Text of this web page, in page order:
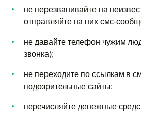
не перезванивайте на
отправляйте на них смс-
не давайте телефон чужим
звонка);
не переходите по ссылкам в
подозрительные сайты;
перечисляйте денежные